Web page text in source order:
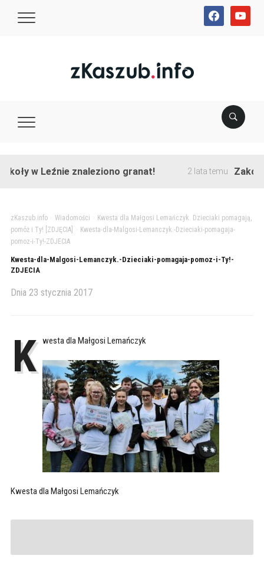
facebookyoutube
w Leźnie znaleziono granat! 2 lata temu
zKaszub.info> Wiadomości
Kwesta dla Małgosi Lemańczyk. Dzieciaki pomagają,
pomóż i Ty! [ZDJĘCIA]
Kwesta-dla-Malgosi-Lemanczyk.-Dzieciaki-pomagaja-
pomoz-i-Ty!-ZDJECIA
Kwesta-dla-Malgosi-Lemanczyk.-Dzieciaki-pomagaja-pomoz-i-Ty!-
ZDJECIA
Dnia 23 stycznia 2017
K westa dla Małgosi Lemańczyk
Kwesta dla Małgosi Lemańczyk